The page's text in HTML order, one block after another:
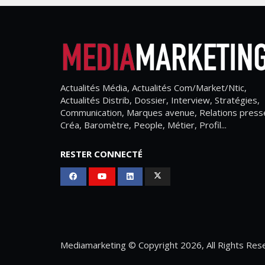
Actualités Média, Actualités Com/Market/Ntic,
Actualités Distrib, Dossier, Interview, Stratégies,
Communication, Marques avenue, Relations
Créa, Baromètre, People, Métier, Profil...
RESTER CONNECTÉ
Mediamarketing © Copyright 2026, All Rights